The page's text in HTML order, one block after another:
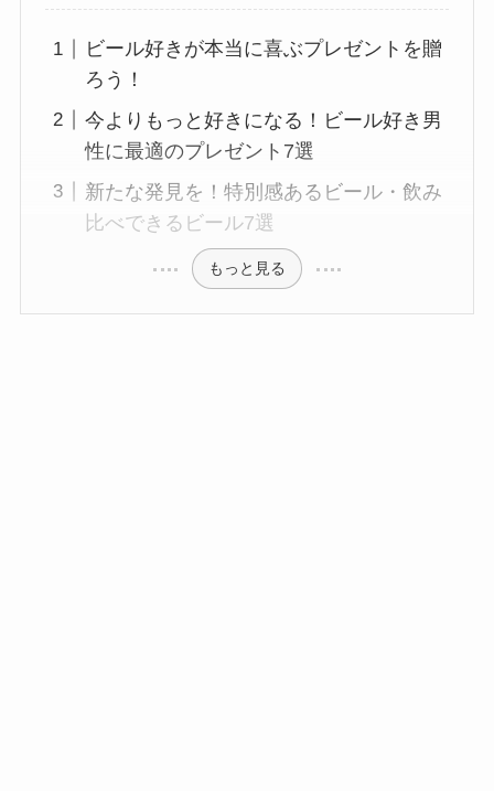
ビール好きが本当に喜ぶプレゼントを贈
ろう！
今よりもっと好きになる！ビール好き男
性に最適のプレゼント7選
新たな発見を！特別感あるビール・飲み
比べできるビール7選
もっと見る